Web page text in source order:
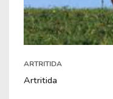
ARTRITIDA
Artritida